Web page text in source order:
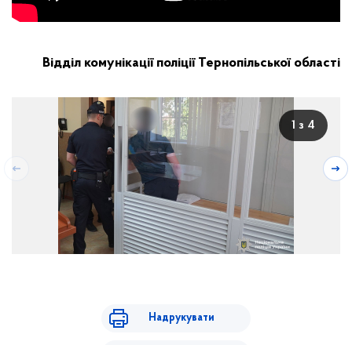
Відділ комунікації поліції Тернопільської області
1 з 4
Надрукувати